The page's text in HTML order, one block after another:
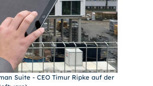
Suite - CEO Timur Ripke auf der